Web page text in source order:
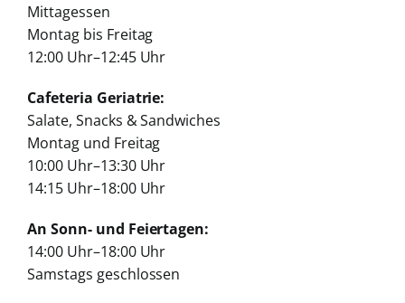
Mittagessen
Montag bis Freitag
12:00 Uhr–12:45 Uhr
Cafeteria Geriatrie:
Salate, Snacks & Sandwiches
Montag und Freitag
10:00 Uhr–13:30 Uhr
14:15 Uhr–18:00 Uhr
An Sonn- und Feiertagen:
14:00 Uhr–18:00 Uhr
Samstags geschlossen